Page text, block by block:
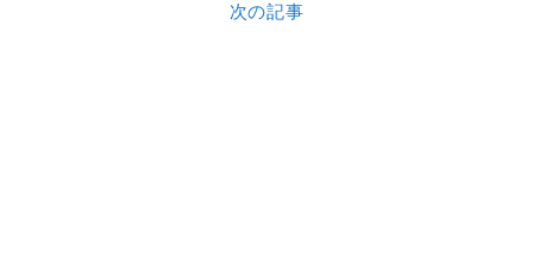
次の記事